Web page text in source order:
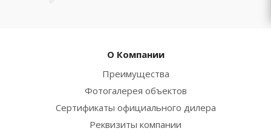
О Компании
Преимущества
Фотогалерея объектов
Сертификаты официального дилера
Реквизиты компании